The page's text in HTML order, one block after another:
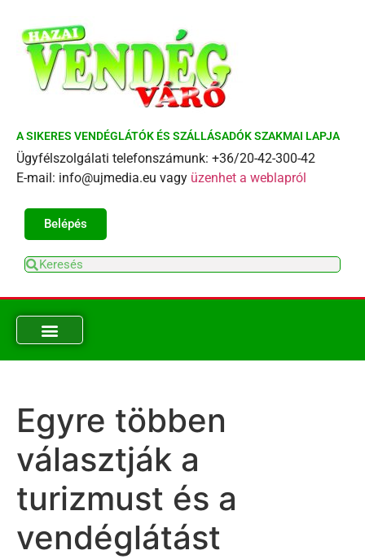
A SIKERES VENDÉGLÁTÓK ÉS SZÁLLÁSADÓK SZAKMAI LAPJA
Ügyfélszolgálati telefonszámunk: +36/20-42-300-42
E-mail: info@ujmedia.eu vagy üzenhet a weblapról
Belépés
Egyre többen
választják a
turizmust és a
vendéglátást